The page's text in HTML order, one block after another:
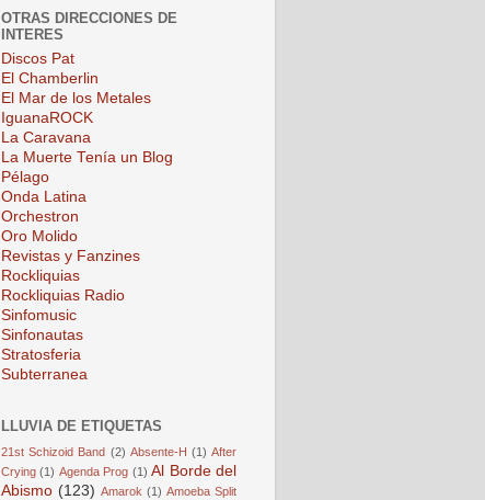
OTRAS DIRECCIONES DE
INTERES
Discos Pat
El Chamberlin
El Mar de los Metales
IguanaROCK
La Caravana
La Muerte Tenía un Blog
Pélago
Onda Latina
Orchestron
Oro Molido
Revistas y Fanzines
Rockliquias
Rockliquias Radio
Sinfomusic
Sinfonautas
Stratosferia
Subterranea
LLUVIA DE ETIQUETAS
21st Schizoid Band (2) Absente-H (1) After
Crying (1) Agenda Prog (1) Al Borde del
Abismo (123) Amarok (1) Amoeba Split